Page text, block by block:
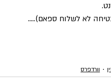
לא לשלוח ספאם).....
וורדפרס